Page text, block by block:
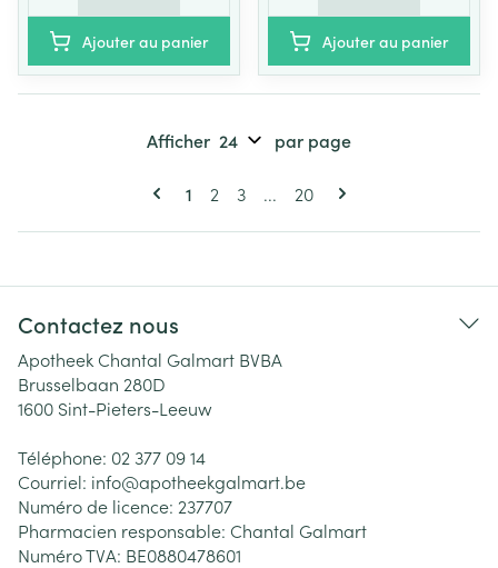
Ajouter au panier Ajouter au panier
Pages
Vous lisez actuellement la page
1 Page
2 Page
3 ... Page
20
Afficher par page
Contactez nous
Apotheek Chantal Galmart BVBA
Brusselbaan 280D
1600 Sint-Pieters-Leeuw
Téléphone: 02 377 09 14
Courriel: info@apotheekgalmart.be
Numéro de licence: 237707
Pharmacien responsable: Chantal Galmart
Numéro TVA: BE0880478601